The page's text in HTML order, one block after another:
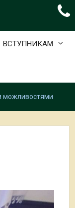
ВСТУПНИКАМ
можливостями